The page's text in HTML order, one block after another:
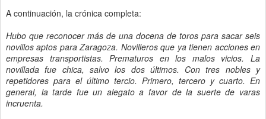
A continuación, la crónica completa:
Hubo que reconocer más de una docena de toros para sacar seis
novillos aptos para Zaragoza. Novilleros que ya tienen acciones en
empresas transportistas. Prematuros en los malos vicios. La
novillada fue chica, salvo los dos últimos. Con tres nobles y
repetidores para el último tercio. Primero, tercero y cuarto. En
general, la tarde fue un alegato a favor de la suerte de varas
incruenta.